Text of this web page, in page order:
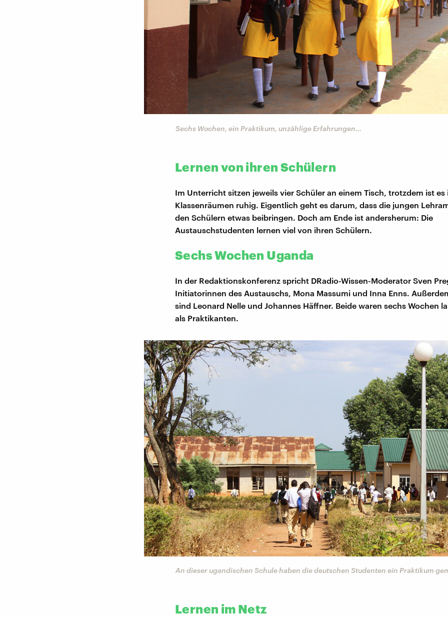
Sechs Wochen, ein Praktikum, unzählige Erfahrungen...
Lernen von ihren Schülern
Im Unterricht sitzen jeweils vier Schüler an einem Tisch, trotzdem ist es
Klassenräumen ruhig. Eigentlich geht es darum, dass die jungen
den Schülern etwas beibringen. Doch am Ende ist andersherum: Die
Austauschstudenten lernen viel von ihren Schülern.
Sechs Wochen Uganda
In der Redaktionskonferenz spricht DRadio-Wissen-Moderator Sven
Initiatorinnen des Austauschs, Mona Massumi und Inna Enns.
sind Leonard Nelle und Johannes Häffner. Beide waren sechs Wochen
als Praktikanten.
An dieser ugandischen Schule haben die deutschen Studenten ein Praktikum
Lernen im Netz